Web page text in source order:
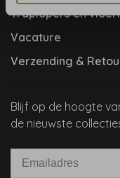
Traplopers en
Vacature
Verzending &
Blijf op de hoogte
de nieuwste